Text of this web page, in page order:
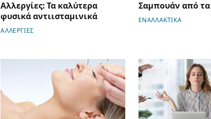
Αλλεργίες: Τα καλύτερα
φυσικά αντιισταμινικά
ΑΛΛΕΡΓΙΕΣ
Σαμπουάν από τα
ΕΝΑΛΛΑΚΤΙΚΑ